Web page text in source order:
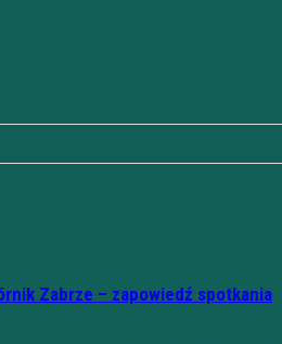
Zabrze – zapowiedź spotkania